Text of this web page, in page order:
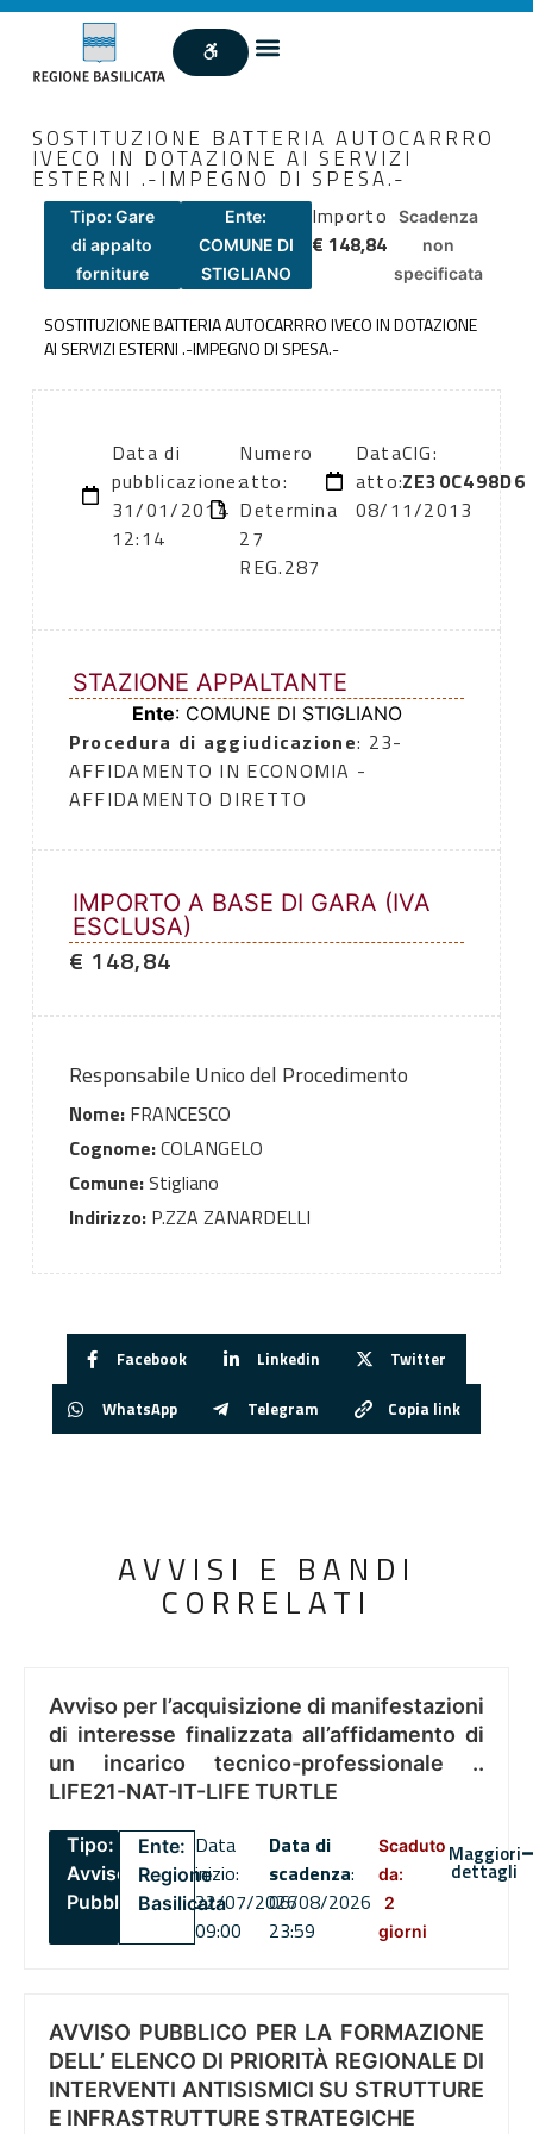
SOSTITUZIONE BATTERIA AUTOCARRRO
IVECO IN DOTAZIONE AI SERVIZI
ESTERNI .-IMPEGNO DI SPESA.-
Tipo: Gare
di appalto
forniture
Ente:
COMUNE DI
STIGLIANO
Importo
€ 148,84
Scadenza
non
specificata
SOSTITUZIONE BATTERIA AUTOCARRRO IVECO IN DOTAZIONE
AI SERVIZI ESTERNI .-IMPEGNO DI SPESA.-
Data di
pubblicazione:
31/01/2014
12:14
Numero
atto:
Determina
27
REG.287
Data
atto:
08/11/2013
CIG:
ZE30C498D6
STAZIONE APPALTANTE
Ente: COMUNE DI STIGLIANO
Procedura di aggiudicazione: 23-
AFFIDAMENTO IN ECONOMIA -
AFFIDAMENTO DIRETTO
IMPORTO A BASE DI GARA (IVA
ESCLUSA)
€ 148,84
Responsabile Unico del Procedimento
Nome:FRANCESCO
Cognome:COLANGELO
Comune:Stigliano
Indirizzo:P.ZZA ZANARDELLI
Facebook Linkedin Twitter
WhatsApp Telegram Copia link
AVVISI E BANDI
CORRELATI
Avviso per l’acquisizione di manifestazioni
di interesse finalizzata all’affidamento di
un incarico tecnico-professionale ..
LIFE21-NAT-IT-LIFE TURTLE
Tipo:
Avviso
Pubblico
Ente:
Regione
Basilicata
Data
inizio:
22/07/2026
09:00
Data di
scadenza:
06/08/2026
23:59
Scaduto
da:
2
giorni
Maggiori
dettagli
AVVISO PUBBLICO PER LA FORMAZIONE
DELL’ ELENCO DI PRIORITÀ REGIONALE DI
INTERVENTI ANTISISMICI SU STRUTTURE
E INFRASTRUTTURE STRATEGICHE